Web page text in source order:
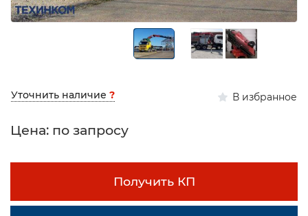
Уточнить наличие ? В избранное
Цена: по запросу
Получить КП